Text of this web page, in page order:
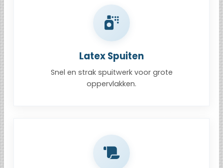
Latex Spuiten
Snel en strak spuitwerk voor grote
oppervlakken.